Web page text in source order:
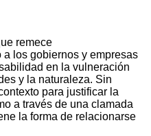
remece
los gobiernos y empresas
en la vulneración
y la naturaleza. Sin
para justificar la
a través de una clamada
la forma de relacionarse